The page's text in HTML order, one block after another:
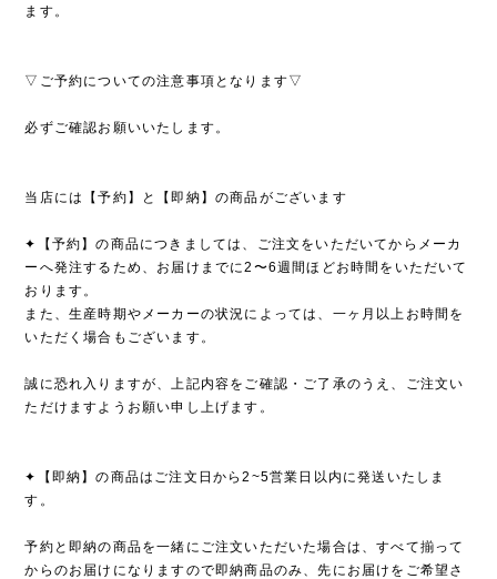
ます。
▽ご予約についての注意事項となります▽
必ずご確認お願いいたします。
当店には【予約】と【即納】の商品がございます
✦【予約】の商品につきましては、ご注文をいただいてからメーカ
ーへ発注するため、お届けまでに2〜6週間ほどお時間をいただいて
おります。
また、生産時期やメーカーの状況によっては、一ヶ月以上お時間を
いただく場合もございます。
誠に恐れ入りますが、上記内容をご確認・ご了承のうえ、ご注文い
ただけますようお願い申し上げます。
✦【即納】の商品はご注文日から2~5営業日以内に発送いたしま
す。
予約と即納の商品を一緒にご注文いただいた場合は、すべて揃って
からのお届けになりますので即納商品のみ、先にお届けをご希望さ